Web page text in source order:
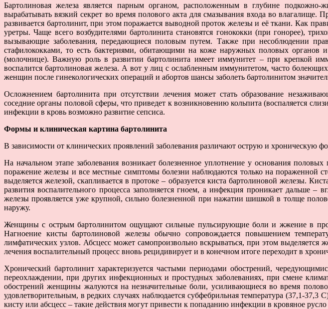
Бартолиновая железа является парным органом, расположенным в глубине
вырабатывать вязкий секрет во время полового акта для смазывания входа во
развивается бартолинит, при этом поражается выводной проток железы и её ткани. Как
уретры. Чаще всего возбудителями бартолинита становятся гонококки (при гонорее),
вызывающие заболевания, передающиеся половым путем. Также при несоблюдении
стафилококками, то есть бактериями, обитающими на коже наружных половых органов
(молочнице). Важную роль в развитии бартолинита имеет иммунитет – при крепкой
воспалится бартолиновая железа. А вот у лиц с ослабленным иммунитетом, часто
женщин после гинекологических операций и абортов шансы заболеть бартолинитом
Осложнением бартолинита при отсутствии лечения может стать образование
соседние органы половой сферы, что приведет к возникновению кольпита (воспаляется
инфекции в кровь возможно развитие сепсиса.
Формы и клиническая картина бартолинита
В зависимости от клинических проявлений заболевания различают острую и хроническую
На начальном этапе заболевания возникает болезненное уплотнение у основания
поражение железы и все местные симптомы болезни наблюдаются только на пораженной
выделяется железой, скапливается в протоке – образуется киста бартолиновой железы.
развития воспалительного процесса заполняется гноем, а инфекция проникает дальше –
железы проявляется уже крупной, сильно болезненной при нажатии шишкой в толще
наружу.
Женщины с острым бартолинитом ощущают сильные пульсирующие боли и жжение в
Нагноение кисты бартолиновой железы обычно сопровождается повышением
лимфатических узлов. Абсцесс может самопроизвольно вскрываться, при этом
лечения воспалительный процесс вновь рецидивирует и в конечном итоге переходит в
Хронический бартолинит характеризуется частыми периодами обострений,
переохлаждении, при других инфекционных и простудных заболеваниях, при смене
обострений женщины жалуются на незначительные боли, усиливающиеся во время
удовлетворительным, в редких случаях наблюдается субфебрильная температура (37,1-
кисту или абсцесс – такие действия могут привести к попаданию инфекции в кровяное